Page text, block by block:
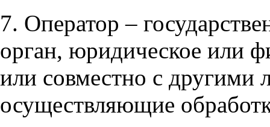
7. Оператор –
орган, юридическое или
или совместно с
осуществляющие